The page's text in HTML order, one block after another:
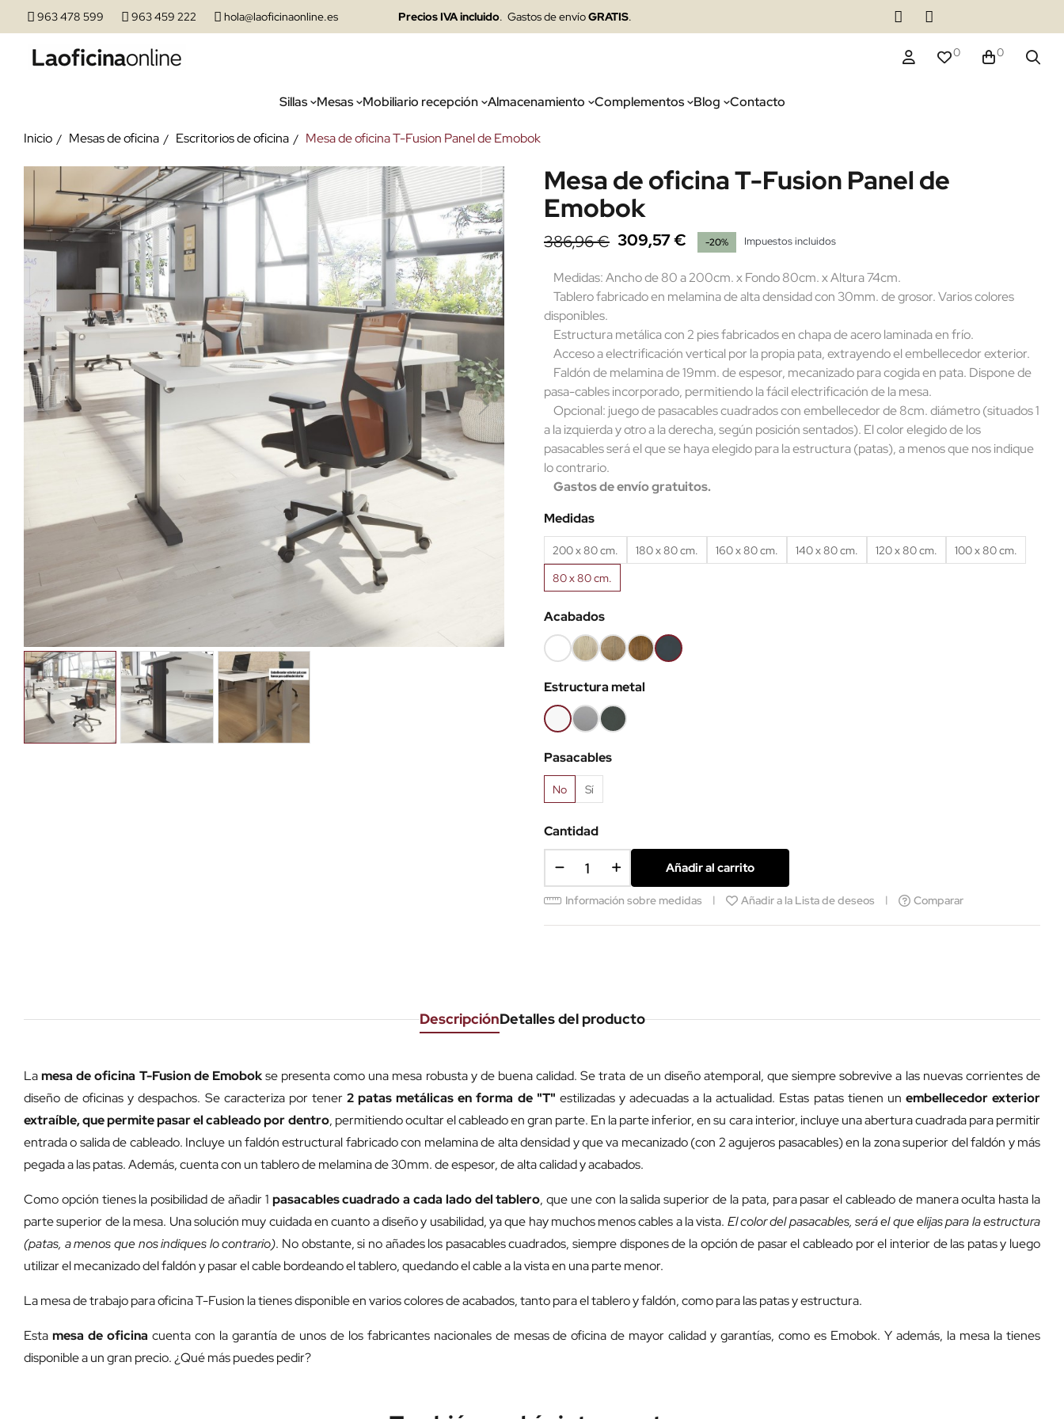
963 478 599 963 459 222 hola@laoficinaonline.es Precios IVA incluido. Gastos de envíoGRATIS.
0 0
Sillas Mesas Mobiliario recepción Almacenamiento Complementos Blog Contacto
Inicio Mesas de oficina Escritorios de oficina Mesa de oficina T-Fusion Panel de Emobok
Mesa de oficina T-Fusion Panel de
Emobok
386,96 € 309,57 € -20% Impuestos incluidos
Medidas: Ancho de 80 a 200cm. x Fondo 80cm. x Altura 74cm.
Tablero fabricado en melamina de alta densidad con 30mm. de grosor. Varios colores
disponibles.
Estructura metálica con 2 pies fabricados en chapa de acero laminada en frío.
Acceso a electrificación vertical por la propia pata, extrayendo el embellecedor exterior.
Faldón de melamina de 19mm. de espesor, mecanizado para cogida en pata. Dispone de
pasa-cables incorporado, permitiendo la fácil electrificación de la mesa.
Opcional: juego de pasacables cuadrados con embellecedor de 8cm. diámetro (situados 1
a la izquierda y otro a la derecha, según posición sentados). El color elegido de los
pasacables será el que se haya elegido para la estructura (patas), a menos que nos indique
lo contrario.
Gastos de envío gratuitos.
Medidas
200 x 80 cm. 180 x 80 cm. 160 x 80 cm. 140 x 80 cm. 120 x 80 cm.
100 x 80 cm.
80 x 80 cm.
Acabados
Blanco
(EMB)
Roble
claro
(EMB)
Roble
Nuez
(EMB)
Roble
viejo
(EMB)
Antracita
(EMB)
Estructura metal
BlancoGris
aluminio
Antracita
Pasacables
No Sí
Cantidad
Añadir al carrito
Información sobre medidas Añadir a la Lista de deseos Comparar
DescripciónDetalles del producto
Lamesa de oficina T-Fusion de Emobokse presenta como una mesa robusta y de buena calidad. Se trata de un diseño atemporal, que siempre sobrevive a las nuevas corrientes de
diseño de oficinas y despachos. Se caracteriza por tener 2 patas metálicas en forma de "T" estilizadas y adecuadas a la actualidad. Estas patas tienen un embellecedor exterior
extraíble, que permite pasar el cableado por dentro, permitiendo ocultar el cableado en gran parte. En la parte inferior, en su cara interior, incluye una abertura cuadrada para permitir
entrada o salida de cableado. Incluye un faldón estructural fabricado con melamina de alta densidad y que va mecanizado (con 2 agujeros pasacables) en la zona superior del faldón y más
pegada a las patas. Además, cuenta con un tablero de melamina de 30mm. de espesor, de alta calidad y acabados.
Como opción tienes la posibilidad de añadir 1 pasacables cuadradoa cada lado del tablero, que une con la salida superior de la pata, para pasar el cableado de manera oculta hasta la
parte superior de la mesa. Una solución muy cuidada en cuanto a diseño y usabilidad, ya que hay muchos menos cables a la vista. El color del pasacables, será el que elijas para la estructura
(patas, a menos que nos indiques lo contrario). No obstante, si no añades los pasacables cuadrados, siempre dispones de la opción de pasar el cableado por el interior de las patas y luego
utilizar el mecanizado del faldón y pasar el cable bordeando el tablero, quedando el cable a la vista en una parte menor.
La mesa de trabajo para oficina T-Fusion la tienes disponible en varios colores de acabados, tanto para el tablero y faldón, como para las patas y estructura.
Esta mesa de oficina cuenta con la garantía de unos de los fabricantes nacionales de mesas de oficina de mayor calidad y garantías, como es Emobok. Y además, la mesa la tienes
disponible a un gran precio. ¿Qué más puedes pedir?